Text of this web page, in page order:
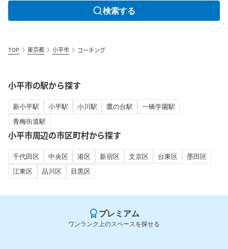
検索する
TOP 東京都 小平市 コーチング
小平市の駅から探す
新小平駅 小平駅 小川駅 鷹の台駅
一橋学園駅
青梅街道駅
小平市周辺の市区町村から探す
千代田区 中央区 港区 新宿区 文京区 台東区
墨田区
江東区
品川区 目黒区
プレミアム
ワンランク上のスペースを探せる